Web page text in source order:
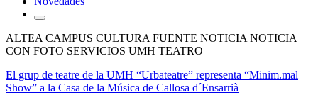
ALTEA CAMPUS CULTURA FUENTE NOTICIA NOTICIA
CON FOTO SERVICIOS UMH TEATRO
El grup de teatre de la UMH “Urbateatre” representa “Minim.mal
Show” a la Casa de la Música de Callosa d´Ensarrià